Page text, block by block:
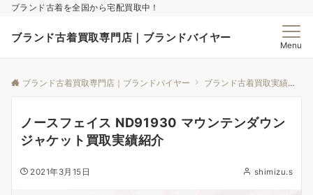
ブランド古着を全国から宅配買取中！
ブランド古着買取専門店｜ブランドバイヤー
Menu
ブランド古着買取専門店｜ブランドバイヤー ブランド古着買取実績｜ブランドバイヤー
ノースフェイス ND91930 マウンテンダウン
ジャケット買取実績紹介
2021年3月15日 shimizu.s